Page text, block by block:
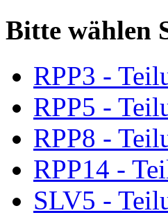
Bitte wählen
RPP3 -
RPP5 -
RPP8 -
RPP14 -
SLV5 -